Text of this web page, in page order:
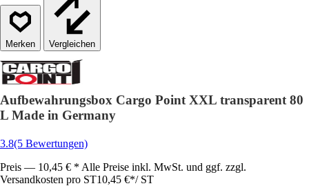
Vergleichen
Aufbewahrungsbox Cargo Point XXL transparent 80
L Made in Germany
3.8(5 Bewertungen)
Preis — 10,45 € * Alle Preise inkl. MwSt. und ggf. zzgl.
Versandkosten pro ST10,45 €*/ ST